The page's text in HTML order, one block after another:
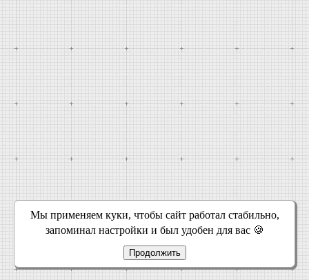
Мы применяем куки, чтобы сайт работал стабильно,
запоминал настройки и был удобен для вас 🍪
Продолжить